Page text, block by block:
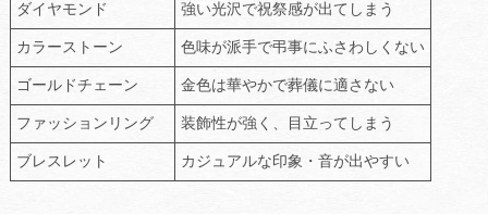
ダイヤモンド 強い光沢で祝祭感が出てしまう
カラーストーン 色味が派手で弔事にふさわしくない
ゴールドチェーン 金色は華やかで葬儀に適さない
ファッションリング 装飾性が強く、目立ってしまう
ブレスレット カジュアルな印象・音が出やすい